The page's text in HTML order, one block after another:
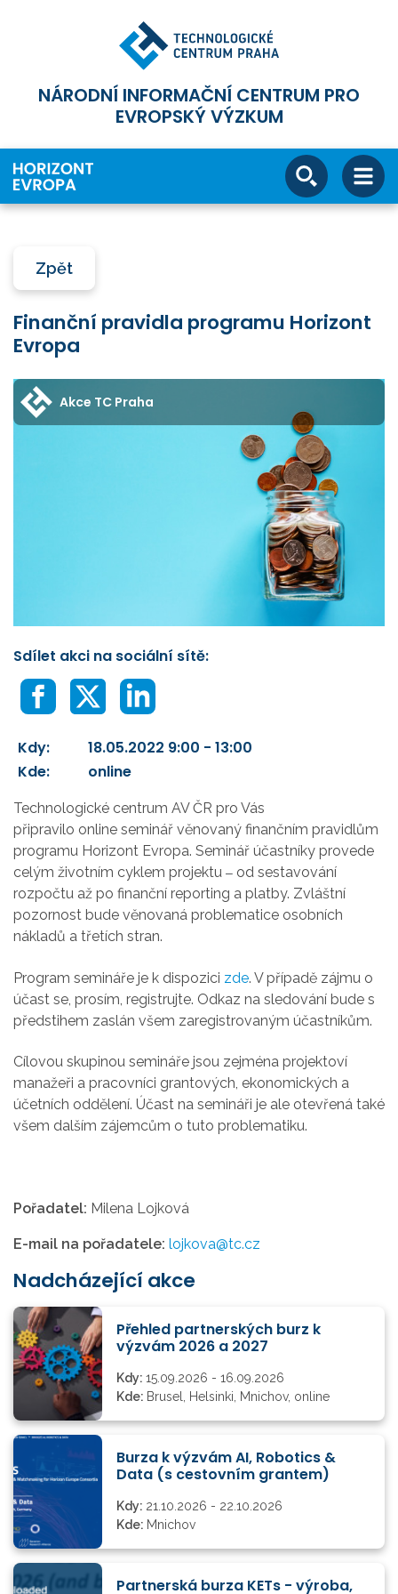
NÁRODNÍ INFORMAČNÍ CENTRUM PRO
EVROPSKÝ VÝZKUM
Zpět
Finanční pravidla programu Horizont
Evropa
Akce TC Praha
Sdílet akci na sociální sítě:
Kdy:
18.05.2022 9:00 - 13:00
Kde:
online
Technologické centrum AV ČR pro Vás
připravilo online seminář věnovaný finančním pravidlům
programu Horizont Evropa. Seminář účastníky provede
celým životním cyklem projektu – od sestavování
rozpočtu až po finanční reporting a platby. Zvláštní
pozornost bude věnovaná problematice osobních
nákladů a třetích stran.
Program semináře je k dispozici zde. V případě zájmu o
účast se, prosím, registrujte. Odkaz na sledování bude s
předstihem zaslán všem zaregistrovaným účastníkům.
Cílovou skupinou semináře jsou zejména projektoví
manažeři a pracovníci grantových, ekonomických a
účetních oddělení. Účast na semináři je ale otevřená také
všem dalším zájemcům o tuto problematiku.
Pořadatel: Milena Lojková
E-mail na pořadatele: lojkova@tc.cz
Nadcházející akce
Přehled partnerských burz k
výzvám 2026 a 2027
Kdy: 15.09.2026 - 16.09.2026
Kde: Brusel, Helsinki, Mnichov, online
Burza k výzvám AI, Robotics &
Data (s cestovním grantem)
Kdy: 21.10.2026 - 22.10.2026
Kde: Mnichov
Partnerská burza KETs - výroba,